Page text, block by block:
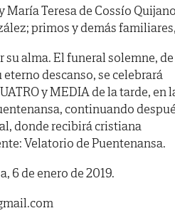
María Teresa de Cossío
primos y demás
su alma. El funeral solemne, de
descanso, se celebrará
y MEDIA de la tarde, en
continuando
donde recibirá cristiana
Velatorio de Puentenansa.
6 de enero de 2019.